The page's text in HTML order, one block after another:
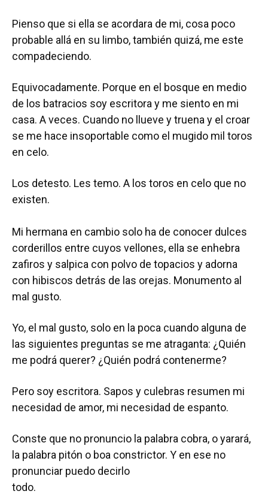
Pienso que si ella se acordara de mi, cosa poco
probable allá en su limbo, también quizá, me este
compadeciendo.
Equivocadamente. Porque en el bosque en medio
de los batracios soy escritora y me siento en mi
casa. A veces. Cuando no llueve y truena y el croar
se me hace insoportable como el mugido mil toros
en celo.
Los detesto. Les temo. A los toros en celo que no
existen.
Mi hermana en cambio solo ha de conocer dulces
corderillos entre cuyos vellones, ella se enhebra
zafiros y salpica con polvo de topacios y adorna
con hibiscos detrás de las orejas. Monumento al
mal gusto.
Yo, el mal gusto, solo en la poca cuando alguna de
las siguientes preguntas se me atraganta: ¿Quién
me podrá querer? ¿Quién podrá contenerme?
Pero soy escritora. Sapos y culebras resumen mi
necesidad de amor, mi necesidad de espanto.
Conste que no pronuncio la palabra cobra, o yarará,
la palabra pitón o boa constrictor. Y en ese no
pronunciar puedo decirlo
todo.